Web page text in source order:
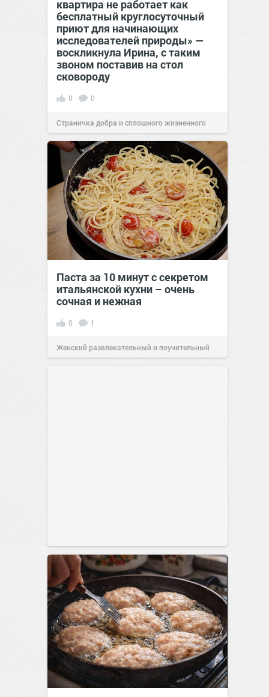
квартира не работает как
бесплатный круглосуточный
приют для начинающих
исследователей природы» —
воскликнула Ирина, с таким
звоном поставив на стол
сковороду
0 0
Страничка добра и сплошного жизненного
позитива!00:28Вчера
Паста за 10 минут с секретом
итальянской кухни – очень
сочная и нежная
0 1
Женский развлекательный и поучительный